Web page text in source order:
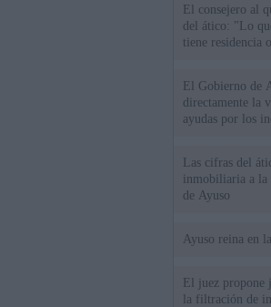
El consejero al
del ático: "Lo
tiene residencia
El Gobierno de
directamente la
ayudas por los
Las cifras del
inmobiliaria a la
de Ayuso
Ayuso reina en
El juez propone
la filtración de